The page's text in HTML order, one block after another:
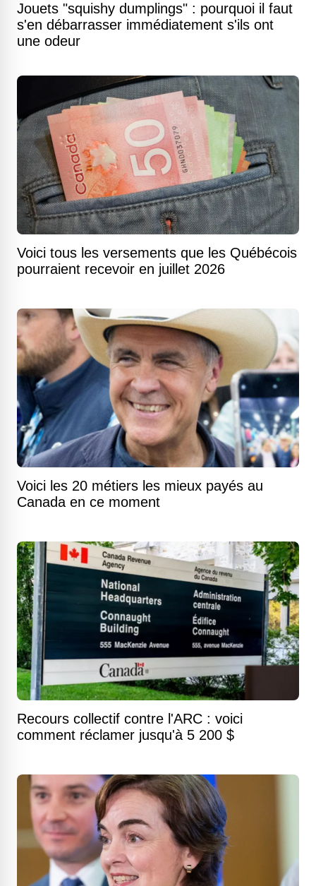
Jouets "squishy dumplings" : pourquoi il faut
s'en débarrasser immédiatement s'ils ont
une odeur
Voici tous les versements que les Québécois
pourraient recevoir en juillet 2026
Voici les 20 métiers les mieux payés au
Canada en ce moment
Recours collectif contre l'ARC : voici
comment réclamer jusqu'à 5 200 $